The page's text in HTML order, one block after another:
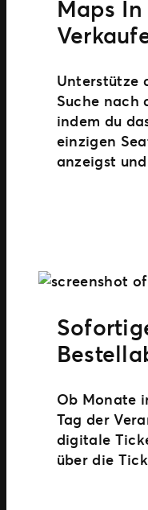
Maps
Unterstütze
Suche nach
indem du
einzigen
anzeigst
Ob Monate
Tag der
digitale
über die